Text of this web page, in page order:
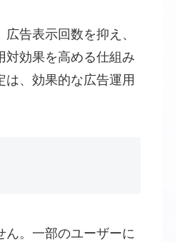
告表示回数を抑え、
対効果を高める仕組み
、効果的な広告運用
ん。一部のユーザーに